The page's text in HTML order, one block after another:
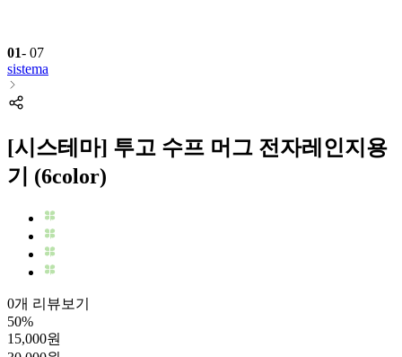
01- 07
sistema
[시스테마] 투고 수프 머그 전자레인지용
기 (6color)
0개 리뷰보기
50%
15,000원